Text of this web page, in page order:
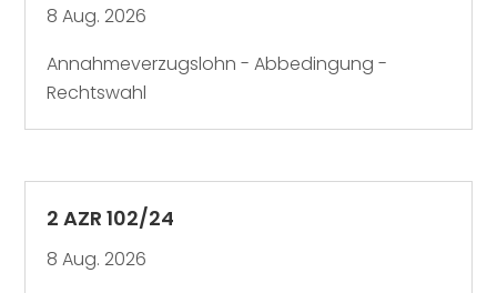
8 Aug. 2026
Annahmeverzugslohn - Abbedingung -
Rechtswahl
2 AZR 102/24
8 Aug. 2026